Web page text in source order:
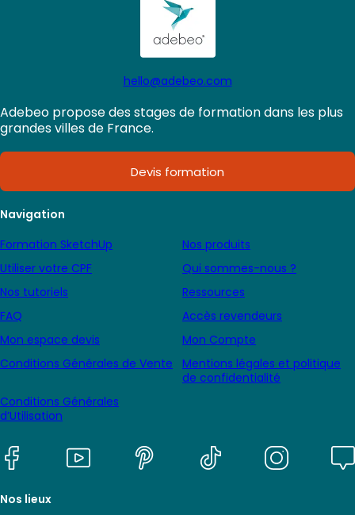
hello@adebeo.com
Adebeo propose des stages de formation dans les plus
grandes villes de France.
Devis formation
Navigation
Formation SketchUp
Nos produits
Utiliser votre CPF
Qui sommes-nous ?
Nos tutoriels
Ressources
FAQ
Accès revendeurs
Mon espace devis
Mon Compte
Conditions Générales de Vente
Mentions légales et politique
de confidentialité
Conditions Générales
d’Utilisation
Nos lieux